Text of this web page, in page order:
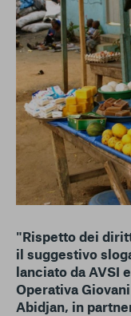
conto del fatto che il
condizionare
funzionamento.
selezione relativa ai
stata selezionata
equivarrà a rifiutare
possibile consultare
Cookie
Cookie di analisi
"Rispetto dei
il suggestivo
lanciato da AVSI
Operativa
Abidjan, in